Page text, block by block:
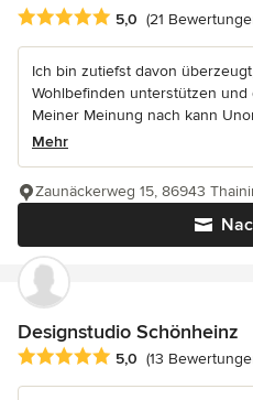
Durchschnittliche Bewertung:
5,0 (21
Ich bin zutiefst davon
Wohlbefinden unterstützen
Meiner Meinung nach kann
Mehr
Zaunäckerweg 15, 86943
Designstudio Schönheinz
Durchschnittliche Bewertung:
5,0 (13